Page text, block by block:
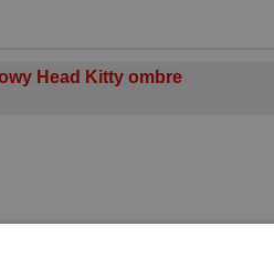
Head Kitty ombre